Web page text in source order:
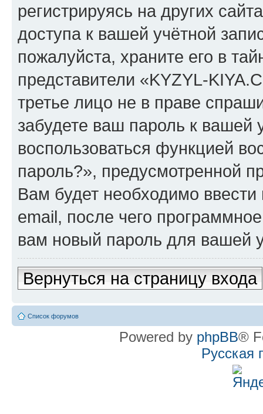
регистрируясь на других
доступа к вашей учётной
пожалуйста, храните его в
представители «KYZYL-
третье лицо не в праве
забудете ваш пароль к вашей
воспользоваться функцией
пароль?», предусмотренной
Вам будет необходимо
email, после чего
вам новый пароль для вашей
Вернуться на страницу входа
Список форумов
Powered by phpBB®
Русская